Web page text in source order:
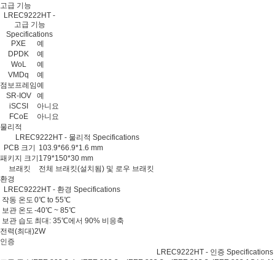
고급 기능
LREC9222HT -
고급 기능
Specifications
PXE
예
DPDK
예
WoL
예
VMDq
예
점보프레임예
SR-IOV
예
iSCSI
아니요
FCoE
아니요
물리적
LREC9222HT - 물리적 Specifications
PCB 크기
103.9*66.9*1.6 mm
패키지 크기 179*150*30 mm
브래킷
전체 브래킷(설치됨) 및 로우 브래킷
환경
LREC9222HT - 환경 Specifications
작동 온도 0℃ to 55℃
보관 온도 -40℃ ~ 85℃
보관 습도 최대: 35℃에서 90% 비응축
전력(최대)2W
인증
LREC9222HT - 인증 Specifications